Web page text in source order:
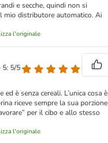
e secche, quindi non si
mio distributore automatico. Ai
l'originale
5: 5/5
è senza cereali. L’unica cosa è
riceve sempre la sua porzione
per il cibo e allo stesso
l'originale